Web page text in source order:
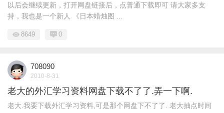
以后会继续更新，打开网盘链接后，点普通下载即可 请大家多支
持，我也是一个新人 《日本蜡烛图 ...
8649 0
708090
2010-8-31
老大的外汇学习资料网盘下载不了了.弄一下啊.
老大.我要下载外汇学习资料,可是那个网盘下不了了. 老大抽点时间